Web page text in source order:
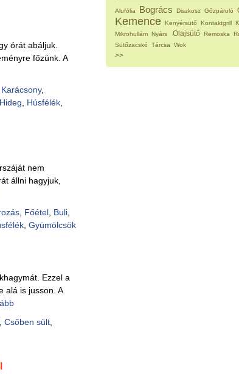
órát abáljuk.
főzünk. A
Karácsony,
Hideg Húsfélék,
nem
állni hagyjuk,
, Főétel, Buli,
, Gyümölcsök
Ezzel a
alá is jusson. A
Csőben sült,
Hústalan feltétek
Zöldséges ételek
Saláták
Hidegkonyhai készítmények
Főtt tészták
Alufólia Bogrács Diszkosz Gőzpároló
Kemence Kenyérsütő Kontaktgrill
Mikrohullám Nyárs Olajsütő Remoska
Sütőzacskó
Tárcsa Wok
>>